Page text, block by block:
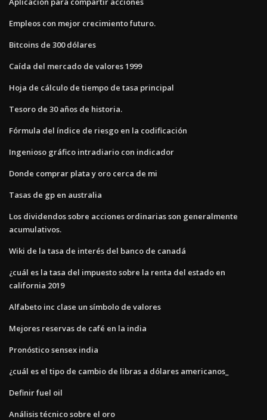
Empleos con mejor crecimiento futuro.
Bitcoins de 300 dólares
Caída del mercado de valores 1999
Hoja de cálculo de tiempo de tasa principal
Tesoro de 30 años de historia.
Fórmula del índice de riesgo en la codificación
Ingenioso gráfico intradiario con indicador
Donde comprar plata y oro cerca de mi
Tasas de gp en australia
Los dividendos sobre acciones ordinarias son generalmente
acumulativos.
Wiki de la tasa de interés del banco de canadá
¿cuál es la tasa del impuesto sobre la renta del estado en
california 2019
Alfabeto inc clase un símbolo de valores
Mejores reservas de café en la india
Pronóstico sensex india
¿cuál es el tipo de cambio de libras a dólares americanos_
Definir fuel oil
Análisis técnico sobre el oro